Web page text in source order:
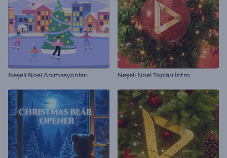
Neşeli Noel Animasyonları Neşeli Noel Topları İntro